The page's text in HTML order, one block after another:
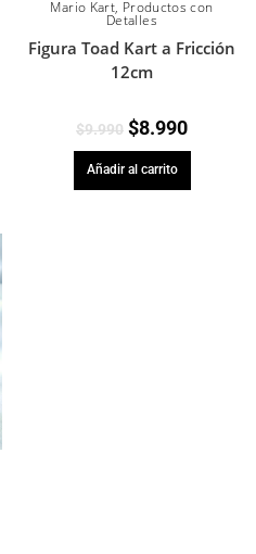
Mario Kart, Productos con
Detalles
Figura Toad Kart a Fricción
12cm
$9.990 $8.990
Añadir al carrito